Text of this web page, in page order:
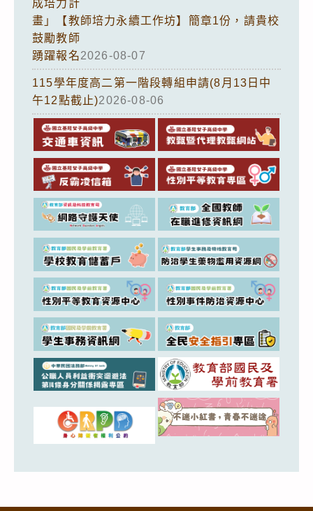
成培力計
畫」【教師培力永續工作坊】簡章1份，請貴校
鼓勵教師
踴躍報名2026-08-07
115學年度高二第一階段轉組申請(8月13日中
午12點截止)2026-08-06